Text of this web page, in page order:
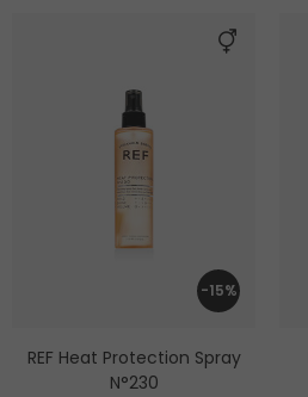
-15%
REF Heat Protection Spray
N°230